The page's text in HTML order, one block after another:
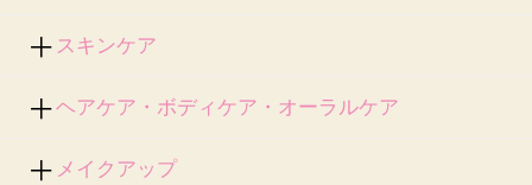
スキンケア
ヘアケア・ボディケア・オーラルケア
メイクアップ